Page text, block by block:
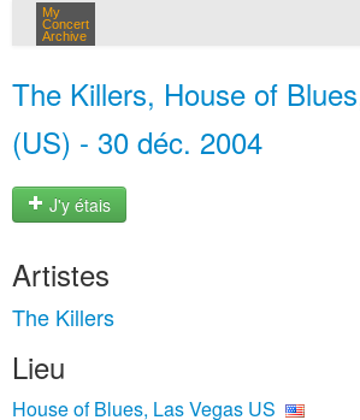
My
Concert
Archive
The Killers, House of
(US) - 30 déc. 2004
J'y étais
Artistes
The Killers
Lieu
House of Blues, Las Vegas US